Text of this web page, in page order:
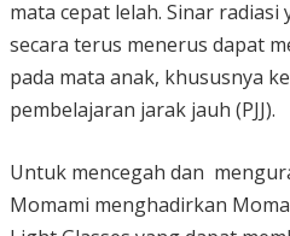
mata cepat lelah. Sinar
secara terus menerus dapat
pada mata anak, khususnya
pembelajaran jarak jauh (PJJ).
Untuk mencegah dan
Momami menghadirkan